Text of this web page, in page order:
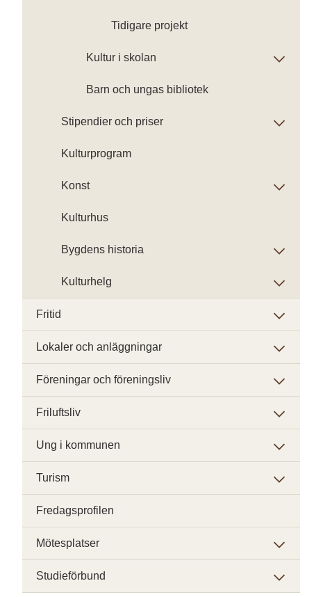
Tidigare projekt
Kultur i skolan
Barn och ungas bibliotek
Stipendier och priser
Kulturprogram
Konst
Kulturhus
Bygdens historia
Kulturhelg
Fritid
Lokaler och anläggningar
Föreningar och föreningsliv
Friluftsliv
Ung i kommunen
Turism
Fredagsprofilen
Mötesplatser
Studieförbund